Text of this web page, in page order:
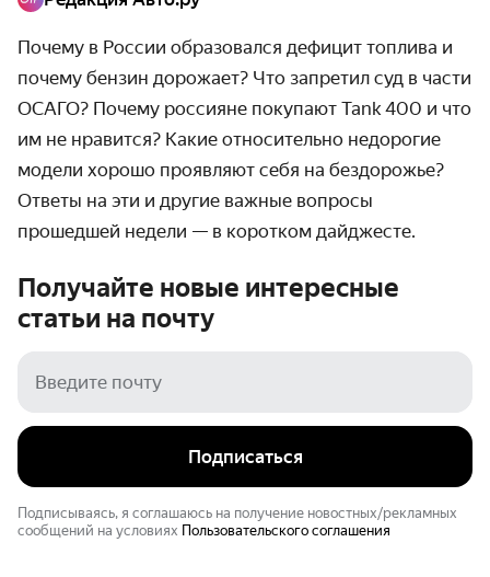
Почему в России образовался дефицит топлива и
почему бензин дорожает? Что запретил суд в части
ОСАГО? Почему россияне покупают Tank 400 и что
им не нравится? Какие относительно недорогие
модели хорошо проявляют себя на бездорожье?
Ответы на эти и другие важные вопросы
прошедшей недели — в коротком дайджесте.
Получайте новые интересные
статьи на почту
Подписаться
Подписываясь, я соглашаюсь на получение новостных/рекламных
сообщений на условиях Пользовательского соглашения